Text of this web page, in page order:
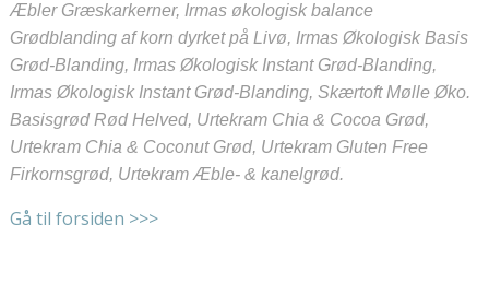
Æbler Græskarkerner, Irmas økologisk balance
Grødblanding af korn dyrket på Livø, Irmas Økologisk Basis
Grød-Blanding, Irmas Økologisk Instant Grød-Blanding,
Irmas Økologisk Instant Grød-Blanding, Skærtoft Mølle Øko.
Basisgrød Rød Helved, Urtekram Chia & Cocoa Grød,
Urtekram Chia & Coconut Grød, Urtekram Gluten Free
Firkornsgrød, Urtekram Æble- & kanelgrød.
Gå til forsiden >>>